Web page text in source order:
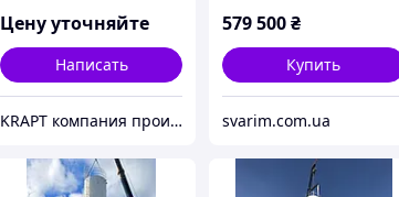
Цену уточняйте
Написать
KRAPT компания производитель- емкостное, резервуарное, теплообменное оборудование
579 500₴
Купить
svarim.com.ua